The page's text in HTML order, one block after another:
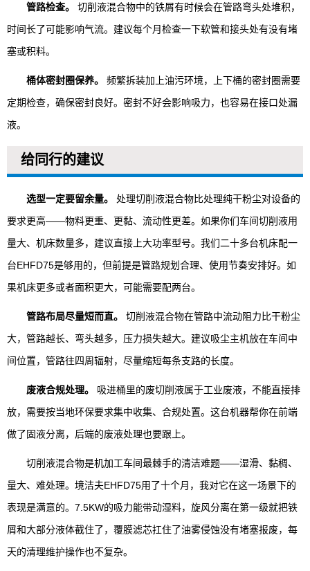
管路检查。
切削液混合物中的铁屑有时候会在管路弯头处堆积，
时间长了可能影响气流。建议每个月检查一下软管和接头处有没有堵
塞或积料。
桶体密封圈保养。
频繁拆装加上油污环境，上下桶的密封圈需要
定期检查，确保密封良好。密封不好会影响吸力，也容易在接口处漏
液。
给同行的建议
选型一定要留余量。
处理切削液混合物比处理纯干粉尘对设备的
要求更高——物料更重、更黏、流动性更差。如果你们车间切削液用
量大、机床数量多，建议直接上大功率型号。我们二十多台机床配一
台EHFD75是够用的，但前提是管路规划合理、使用节奏安排好。如
果机床更多或者面积更大，可能需要配两台。
管路布局尽量短而直。
切削液混合物在管路中流动阻力比干粉尘
大，管路越长、弯头越多，压力损失越大。建议吸尘主机放在车间中
间位置，管路往四周辐射，尽量缩短每条支路的长度。
废液合规处理。
吸进桶里的废切削液属于工业废液，不能直接排
放，需要按当地环保要求集中收集、合规处置。这台机器帮你在前端
做了固液分离，后端的废液处理也要跟上。
切削液混合物是机加工车间最棘手的清洁难题——湿滑、黏稠、
量大、难处理。境洁夫EHFD75用了十个月，我对它在这一场景下的
表现是满意的。7.5KW的吸力能带动湿料，旋风分离在第一级就把铁
屑和大部分液体截住了，覆膜滤芯扛住了油雾侵蚀没有堵塞报废，每
天的清理维护操作也不复杂。